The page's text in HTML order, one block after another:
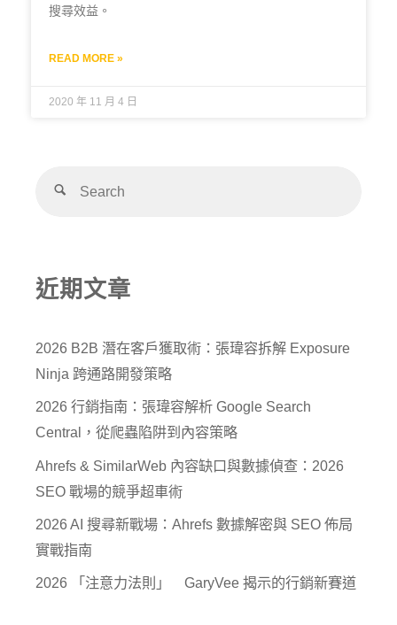
搜尋效益。
READ MORE »
2020 年 11 月 4 日
近期文章
2026 B2B 潛在客戶獲取術：張瑋容拆解 Exposure
Ninja 跨通路開發策略
2026 行銷指南：張瑋容解析 Google Search
Central，從爬蟲陷阱到內容策略
Ahrefs & SimilarWeb 內容缺口與數據偵查：2026
SEO 戰場的競爭超車術
2026 AI 搜尋新戰場：Ahrefs 數據解密與 SEO 佈局
實戰指南
2026 「注意力法則」 GaryVee 揭示的行銷新賽道